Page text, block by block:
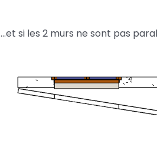
…et si les 2 murs ne sont pas